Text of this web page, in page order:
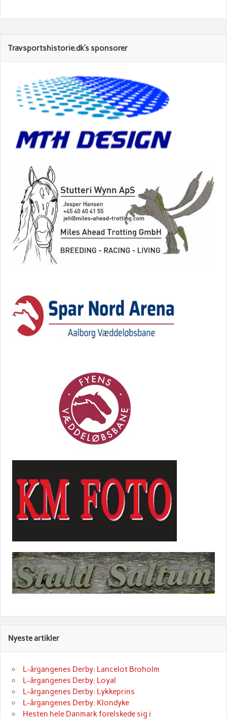
Travsportshistorie.dk’s sponsorer
Nyeste artikler
L-årgangenes Derby: Lancelot Broholm
L-årgangenes Derby: Loyal
L-årgangenes Derby: Lykkeprins
L-årgangenes Derby: Klondyke
Hesten hele Danmark forelskede sig i